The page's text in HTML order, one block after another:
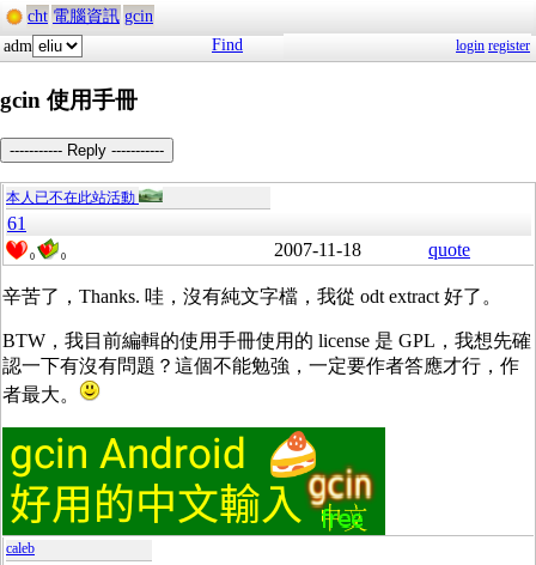
cht 電腦資訊 gcin
adm
Find login register
gcin 使用手冊
----------- Reply -----------
本人已不在此站活動
61
0 0 2007-11-18 quote
辛苦了，Thanks. 哇，沒有純文字檔，我從 odt extract 好了。
BTW，我目前編輯的使用手冊使用的 license 是 GPL，我想先確
認一下有沒有問題？這個不能勉強，一定要作者答應才行，作
者最大。
caleb